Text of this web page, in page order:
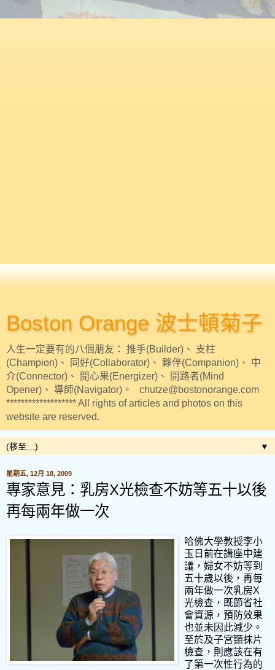
Boston Orange 波士頓菊子
人生一定要有的八個朋友： 推手(Builder)、 支柱
(Champion)、 同好(Collaborator)、 夥伴(Companion)、 中
介(Connector)、 開心果(Energizer)、 開路者(Mind
Opener)、 導師(Navigator)。 chutze@bostonorange.com
******************* All rights of articles and photos on this
website are reserved.
▼
星期五, 12月 18, 2009
專家意見：乳房X光檢查不妨等五十以後
再每兩年做一次
哈佛大學教授李小
玉日前在講座中建
議，婦女不妨等到
五十歲以後，再每
兩年做一次乳房X
光檢查，既節省社
會資源，預防效果
也並未因此減少。
至於及子宮頸抹片
檢查，則應該在有
了第一次性行為的